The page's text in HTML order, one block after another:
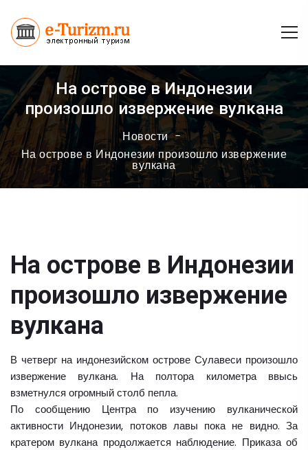
На острове в Индонезии
произошло извержение вулкана
Новости
На острове в Индонезии произошло извержение
вулкана
На острове в Индонезии
произошло извержение
вулкана
В четверг на индонезийском острове Сулавеси произошло
извержение вулкана. На полтора километра ввысь
взметнулся огромный столб пепла.
По сообщению Центра по изучению вулканической
активности Индонезии, потоков лавы пока не видно. За
кратером вулкана продолжается наблюдение. Приказа об